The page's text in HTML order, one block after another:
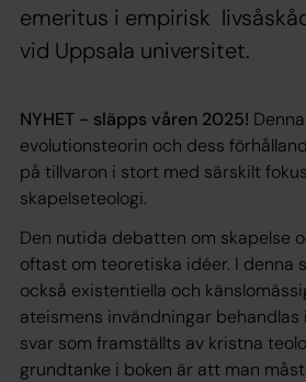
emeritus i empirisk
vid Uppsala universitet.
NYHET - släpps våren 2025!
evolutionsteorin och dess
på tillvaron i stort med särskilt
skapelseteologi.
Den nutida debatten om skapelse
oftast om teoretiska idéer. I denna
också existentiella och
ateismens invändningar behandlas
svar som framställts av kristna
grundtanke i boken är att man